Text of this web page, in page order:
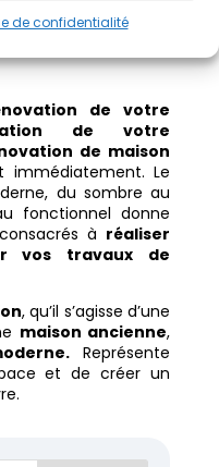
de confidentialité
complète
de votre
de votre
de maison
immédiatement. Le
du sombre au
fonctionnel donne
à réaliser
vos travaux de
, qu’il s’agisse d’une
maison ancienne,
Représente
et de créer un